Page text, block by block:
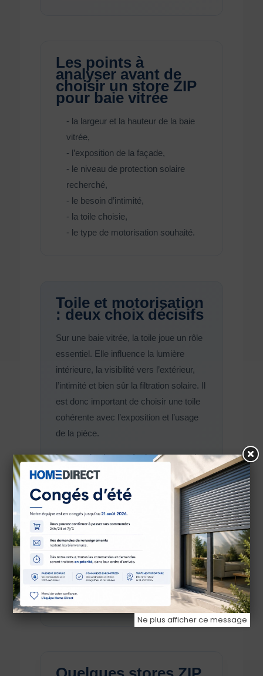
Les points à
analyser avant de
choisir un store ZIP
pour baie vitrée
- la largeur et la hauteur de la baie
vitrée,
- l’exposition de la façade,
- le niveau de protection solaire
recherché,
- le besoin d’intimité,
- la toile choisie,
- le type de motorisation souhaité.
Toile et motorisation
: deux choix décisifs
Sur une baie vitrée, la toile joue un rôle
essentiel. Elle influence la lumière
intérieure, la visibilité vers l’extérieur,
l’intimité et bien sûr la filtration solaire. Il
est donc important de choisir une toile
cohérente avec l’exposition et l’usage
de la pièce.
La motorisation est également un point
clé, car une grande baie vitrée implique
souvent un store de dimensions
confortables. Une commande
motorisée permet un usage plus simple
et plus agréable au quotidien.
Choisir la motorisation
Ne plus afficher ce message